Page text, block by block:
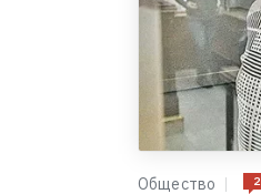
Общество 2